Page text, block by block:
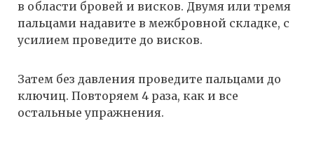
в области бровей и висков. Двумя или тремя
пальцами надавите в межбровной складке, с
усилием проведите до висков.
Затем без давления проведите пальцами до
ключиц. Повторяем 4 раза, как и все
остальные упражнения.